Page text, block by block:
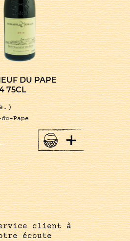
DU PAPE
75CL
Pape
+
client à
écoute